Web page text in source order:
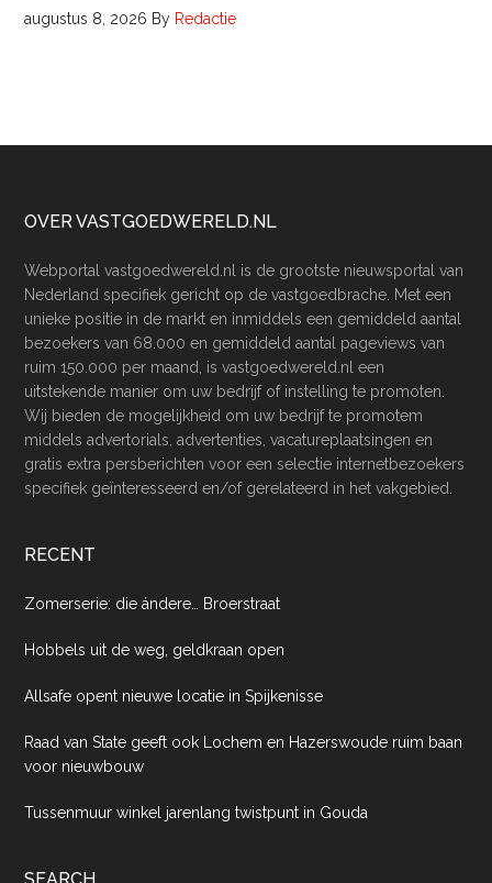
augustus 8, 2026 By Redactie
Footer
OVER VASTGOEDWERELD.NL
Webportal vastgoedwereld.nl is de grootste nieuwsportal van
Nederland specifiek gericht op de vastgoedbrache. Met een
unieke positie in de markt en inmiddels een gemiddeld aantal
bezoekers van 68.000 en gemiddeld aantal pageviews van
ruim 150.000 per maand, is vastgoedwereld.nl een
uitstekende manier om uw bedrijf of instelling te promoten.
Wij bieden de mogelijkheid om uw bedrijf te promotem
middels advertorials, advertenties, vacatureplaatsingen en
gratis extra persberichten voor een selectie internetbezoekers
specifiek geïnteresseerd en/of gerelateerd in het vakgebied.
RECENT
Zomerserie: die ándere… Broerstraat
Hobbels uit de weg, geldkraan open
Allsafe opent nieuwe locatie in Spijkenisse
Raad van State geeft ook Lochem en Hazerswoude ruim baan
voor nieuwbouw
Tussenmuur winkel jarenlang twistpunt in Gouda